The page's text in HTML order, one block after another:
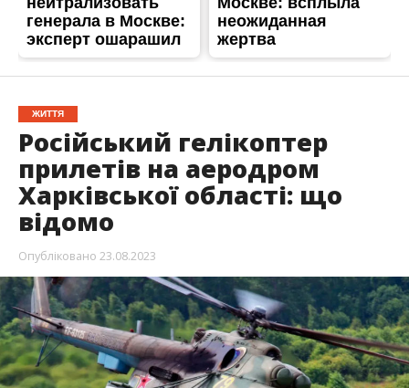
ЖИТТЯ
Російський гелікоптер
прилетів на аеродром
Харківської області: що
відомо
Опубліковано 23.08.2023